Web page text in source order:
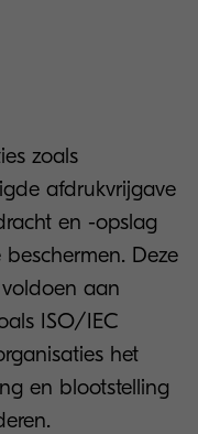
zoals
afdrukvrijgave
en -opslag
Deze
aan
ISO/IEC
het
en blootstelling